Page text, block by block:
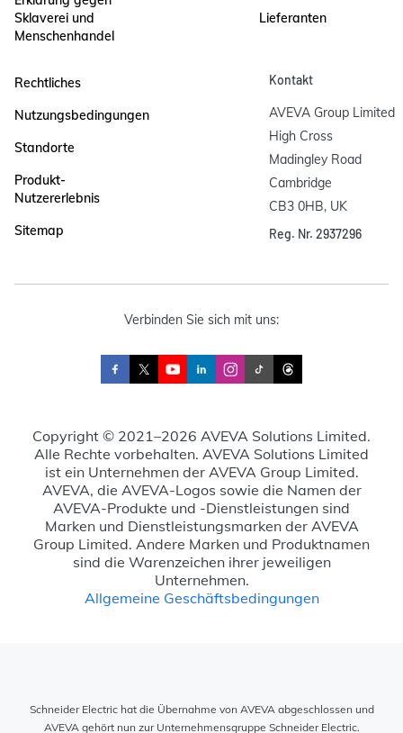
Sklaverei und
Menschenhandel
Lieferanten
Rechtliches
Nutzungsbedingungen
Standorte
Produkt-
Nutzererlebnis
Sitemap
Kontakt
AVEVA Group Limited
High Cross
Madingley Road
Cambridge
CB3 0HB, UK
Reg. Nr. 2937296
Verbinden Sie sich mit uns:
Copyright © 2021–2026 AVEVA Solutions Limited.
Alle Rechte vorbehalten. AVEVA Solutions Limited
ist ein Unternehmen der AVEVA Group Limited.
AVEVA, die AVEVA-Logos sowie die Namen der
AVEVA-Produkte und -Dienstleistungen sind
Marken und Dienstleistungsmarken der AVEVA
Group Limited. Andere Marken und Produktnamen
sind die Warenzeichen ihrer jeweiligen
Unternehmen.
Allgemeine Geschäftsbedingungen
Schneider Electric hat die Übernahme von AVEVA abgeschlossen und
AVEVA gehört nun zur Unternehmensgruppe Schneider Electric.